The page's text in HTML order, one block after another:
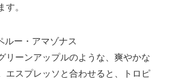
す。
ルー・アマゾナス
リーンアップルのような、爽やかな
エスプレッソと合わせると、トロピ